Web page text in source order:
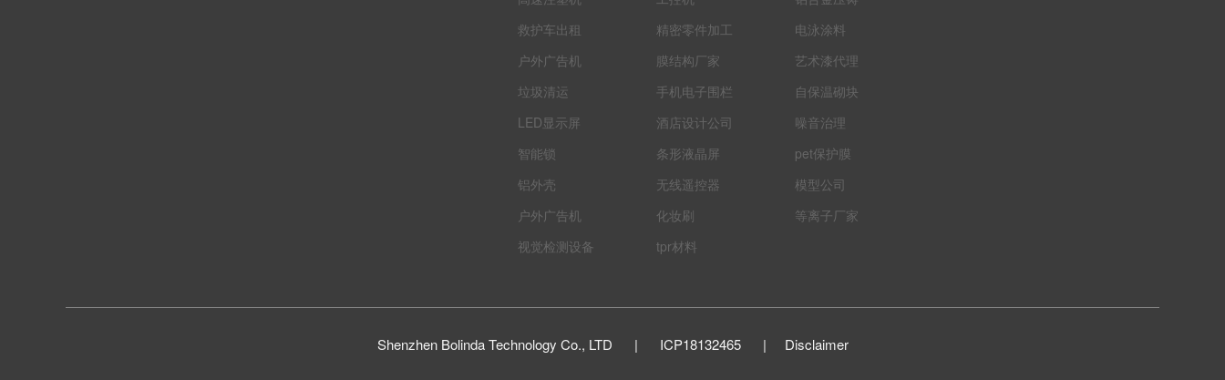
救护车出租
精密零件加工
电泳涂料
户外广告机
膜结构厂家
艺术漆代理
垃圾清运
手机电子围栏
自保温砌块
LED显示屏
酒店设计公司
噪音治理
智能锁
条形液晶屏
pet保护膜
铝外壳
无线遥控器
模型公司
户外广告机
化妆刷
等离子厂家
视觉检测设备
tpr材料
Shenzhen Bolinda Technology Co., LTD | ICP18132465 | Disclaimer